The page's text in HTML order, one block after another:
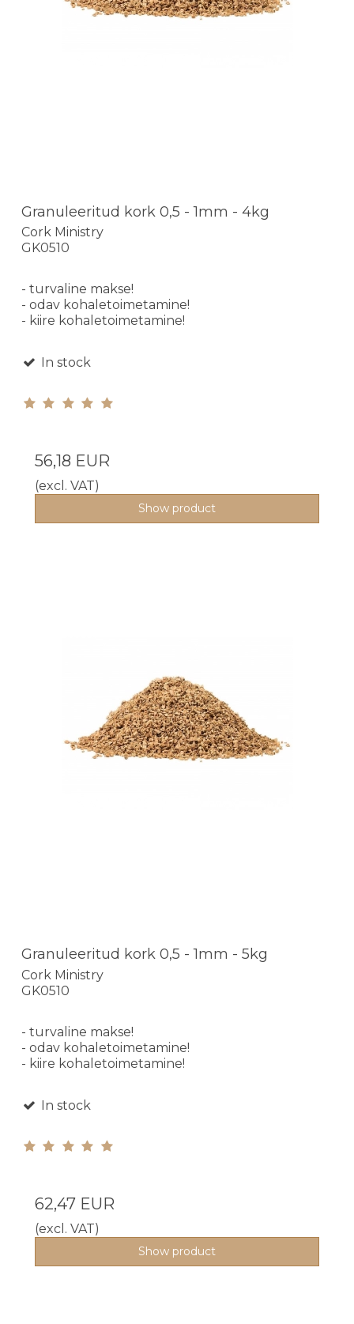
Granuleeritud kork 0,5 - 1mm - 4kg
Cork Ministry
GK0510
- turvaline makse!
- odav kohaletoimetamine!
- kiire kohaletoimetamine!
In stock
56,18 EUR
(excl. VAT)
Show product
Granuleeritud kork 0,5 - 1mm - 5kg
Cork Ministry
GK0510
- turvaline makse!
- odav kohaletoimetamine!
- kiire kohaletoimetamine!
In stock
62,47 EUR
(excl. VAT)
Show product